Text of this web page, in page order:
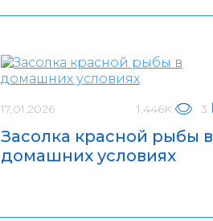
17.01.2026 1.446K 3
Засолка красной рыбы в
домашних условиях